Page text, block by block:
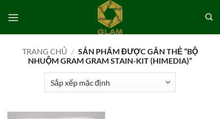
qua
TRANG CHỦ / SẢN PHẨM ĐƯỢC GẮN THẺ “BỘ
NHUỘM GRAM GRAM STAIN-KIT (HIMEDIA)”